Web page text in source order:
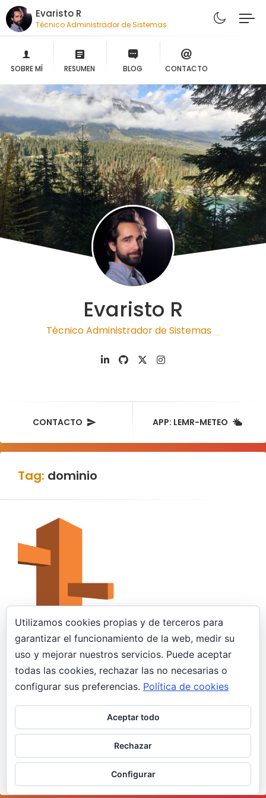
Evaristo R
Técnico Administrador de Sistemas
SOBRE MÍ RESUMEN BLOG CONTACTO
Evaristo R
Técnico Administrador de Sistemas |
CONTACTO APP: LEMR-METEO
Tag: dominio
31 octubre, 2019
Amazon Route53
Amazon Route 53 es un servicio web DNS
escalable y de alta disponibilidad. En esta sencilla
entrada, veremos como registrar un…
Utilizamos cookies propias y de terceros para
garantizar el funcionamiento de la web, medir su
uso y mejorar nuestros servicios. Puede aceptar
todas las cookies, rechazar las no necesarias o
configurar sus preferencias. Política de cookies
Aceptar todo
Rechazar
Configurar